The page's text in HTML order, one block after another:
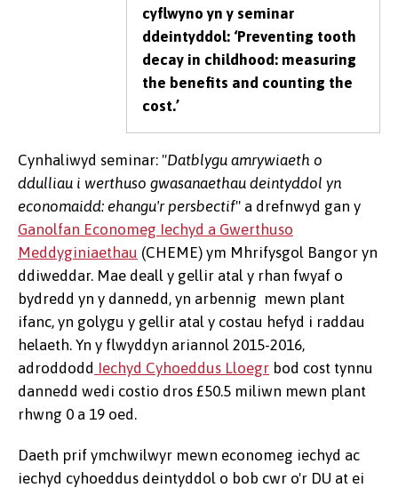
cyflwyno yn y seminar
ddeintyddol: ‘Preventing tooth
decay in childhood: measuring
the benefits and counting the
cost.’
Cynhaliwyd seminar: "Datblygu amrywiaeth o
ddulliau i werthuso gwasanaethau deintyddol yn
economaidd: ehangu'r persbectif" a drefnwyd gan y
Ganolfan Economeg Iechyd a Gwerthuso
Meddyginiaethau (CHEME) ym Mhrifysgol Bangor yn
ddiweddar. Mae deall y gellir atal y rhan fwyaf o
bydredd yn y dannedd, yn arbennig mewn plant
ifanc, yn golygu y gellir atal y costau hefyd i raddau
helaeth. Yn y flwyddyn ariannol 2015-2016,
adroddodd Iechyd Cyhoeddus Lloegr bod cost tynnu
dannedd wedi costio dros £50.5 miliwn mewn plant
rhwng 0 a 19 oed.
Daeth prif ymchwilwyr mewn economeg iechyd ac
iechyd cyhoeddus deintyddol o bob cwr o'r DU at ei